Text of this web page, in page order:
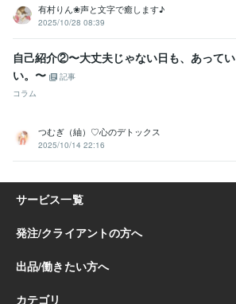
有村りん❀声と文字で癒します♪
2025/10/28 08:39
自己紹介②〜大丈夫じゃない日も、あってい
い。〜
記事
コラム
つむぎ（紬）♡心のデトックス
2025/10/14 22:16